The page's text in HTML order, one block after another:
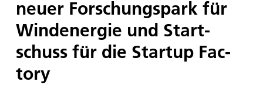
neu­er For­schungs­park für
Win­d­ener­gie und Start­
schuss für die Star­tup Fac­
to­ry